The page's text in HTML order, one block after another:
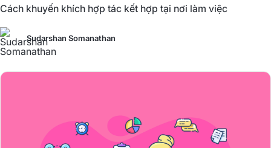
Cách khuyến khích hợp tác kết hợp tại nơi làm việc
Sudarshan Somanathan